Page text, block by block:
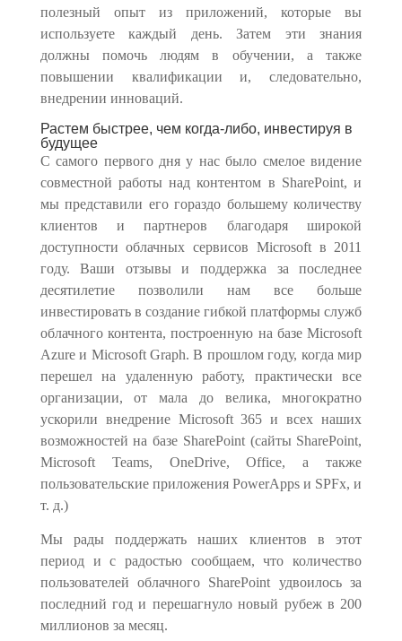
полезный опыт из приложений, которые вы
используете каждый день. Затем эти знания
должны помочь людям в обучении, а также
повышении квалификации и, следовательно,
внедрении инноваций.
Растем быстрее, чем когда-либо, инвестируя в
будущее
С самого первого дня у нас было смелое видение
совместной работы над контентом в SharePoint, и
мы представили его гораздо большему количеству
клиентов и партнеров благодаря широкой
доступности облачных сервисов Microsoft в 2011
году. Ваши отзывы и поддержка за последнее
десятилетие позволили нам все больше
инвестировать в создание гибкой платформы служб
облачного контента, построенную на базе Microsoft
Azure и Microsoft Graph. В прошлом году, когда мир
перешел на удаленную работу, практически все
организации, от мала до велика, многократно
ускорили внедрение Microsoft 365 и всех наших
возможностей на базе SharePoint (сайты SharePoint,
Microsoft Teams, OneDrive, Office, а также
пользовательские приложения PowerApps и SPFx, и
т. д.)
Мы рады поддержать наших клиентов в этот
период и с радостью сообщаем, что количество
пользователей облачного SharePoint удвоилось за
последний год и перешагнуло новый рубеж в 200
миллионов за месяц.